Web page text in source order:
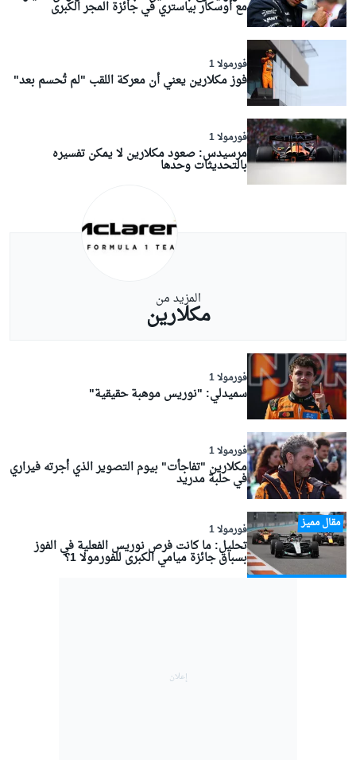
مع أوسكار بياستري في جائزة المجر الكبرى
فورمولا 1
فوز مكلارين يعني أن معركة اللقب "لم تُحسم بعد"
فورمولا 1
مرسيدس: صعود مكلارين لا يمكن تفسيره
بالتحديثات وحدها
المزيد من
مكلارين
فورمولا 1
سميدلي: "نوريس موهبة حقيقية"
فورمولا 1
مكلارين "تفاجأت" بيوم التصوير الذي أجرته فيراري
في حلبة مدريد
مقال مميز فورمولا 1
تحليل: ما كانت فرص نوريس الفعلية في الفوز
بسباق جائزة ميامي الكبرى للفورمولا 1؟